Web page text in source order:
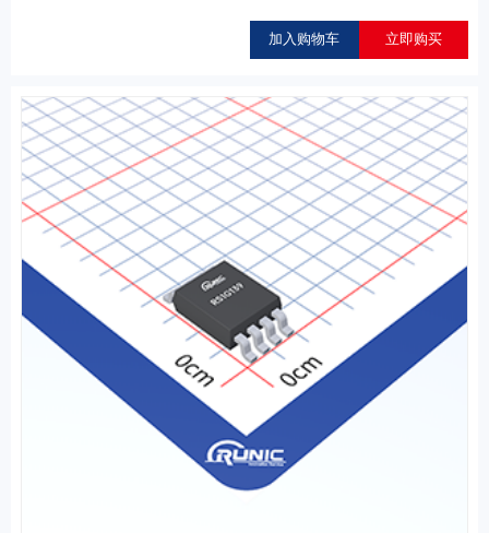
加入购物车 立即购买